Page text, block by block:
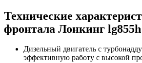
Технические
фронтала Лонкинг lg855h
Дизельный двигатель с
эффективную работу с высокой